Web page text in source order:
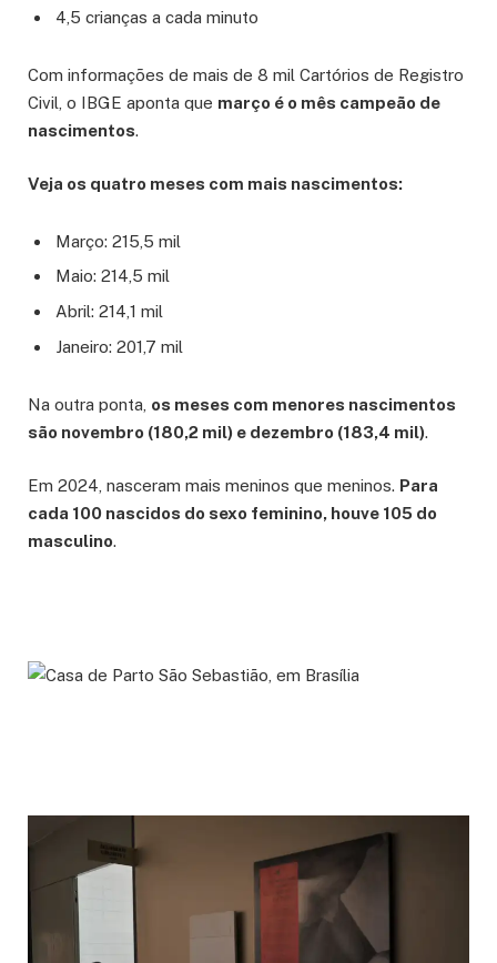
4,5 crianças a cada minuto
Com informações de mais de 8 mil Cartórios de Registro
Civil, o IBGE aponta que março é o mês campeão de
nascimentos.
Veja os quatro meses com mais nascimentos:
Março: 215,5 mil
Maio: 214,5 mil
Abril: 214,1 mil
Janeiro: 201,7 mil
Na outra ponta, os meses com menores nascimentos
são novembro (180,2 mil) e dezembro (183,4 mil).
Em 2024, nasceram mais meninos que meninos. Para
cada 100 nascidos do sexo feminino, houve 105 do
masculino.